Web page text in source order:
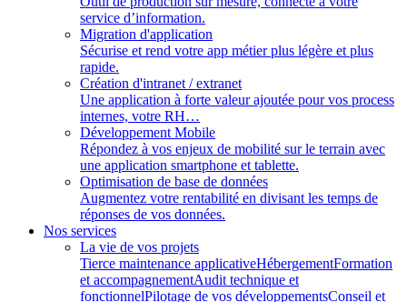
service d’information.
Migration d'application
Sécurise et rend votre app métier plus légère et plus
rapide.
Création d'intranet / extranet
Une application à forte valeur ajoutée pour vos process
internes, votre RH…
Développement Mobile
Répondez à vos enjeux de mobilité sur le terrain avec
une application smartphone et tablette.
Optimisation de base de données
Augmentez votre rentabilité en divisant les temps de
réponses de vos données.
Nos services
La vie de vos projets
Tierce maintenance applicativeHébergementFormation
et accompagnementAudit technique et
fonctionnelPilotage de vos développementsConseil et